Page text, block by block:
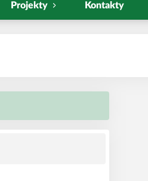
Projekty Kontakty